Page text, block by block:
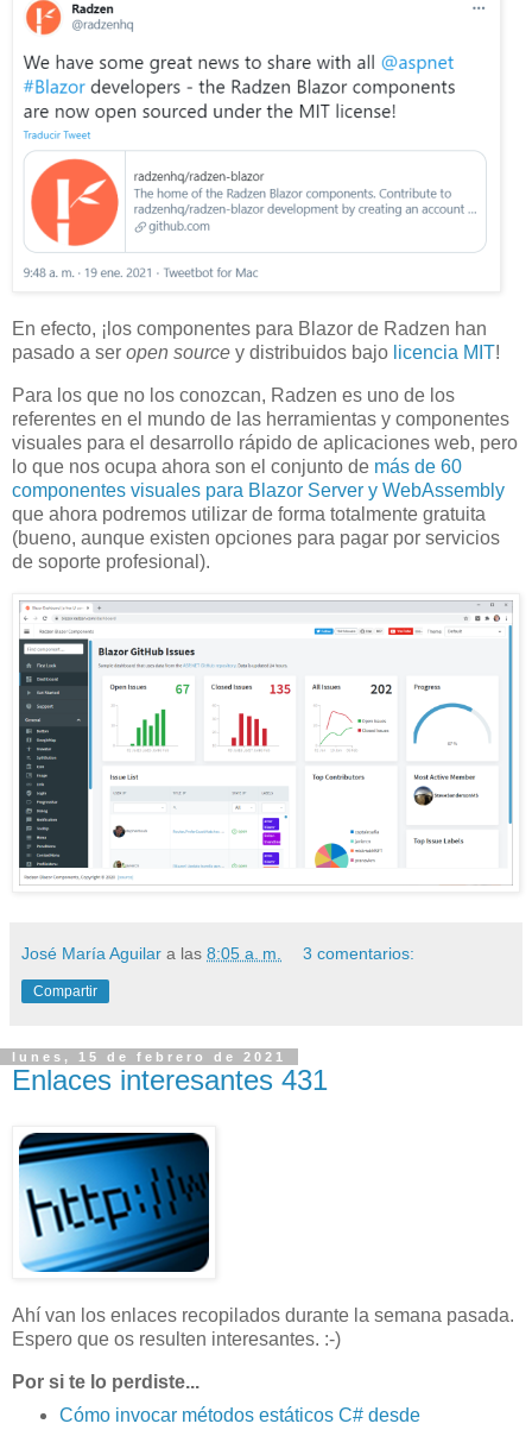
En efecto, ¡los componentes para Blazor de Radzen han
pasado a ser open source y distribuidos bajo licencia MIT!
Para los que no los conozcan, Radzen es uno de los
referentes en el mundo de las herramientas y componentes
visuales para el desarrollo rápido de aplicaciones web, pero
lo que nos ocupa ahora son el conjunto de más de 60
componentes visuales para Blazor Server y WebAssembly
que ahora podremos utilizar de forma totalmente gratuita
(bueno, aunque existen opciones para pagar por servicios
de soporte profesional).
José María Aguilar a las 8:05 a. m. 3 comentarios:
Compartir
lunes, 15 de febrero de 2021
Enlaces interesantes 431
Ahí van los enlaces recopilados durante la semana pasada.
Espero que os resulten interesantes. :-)
Por si te lo perdiste...
Cómo invocar métodos estáticos C# desde